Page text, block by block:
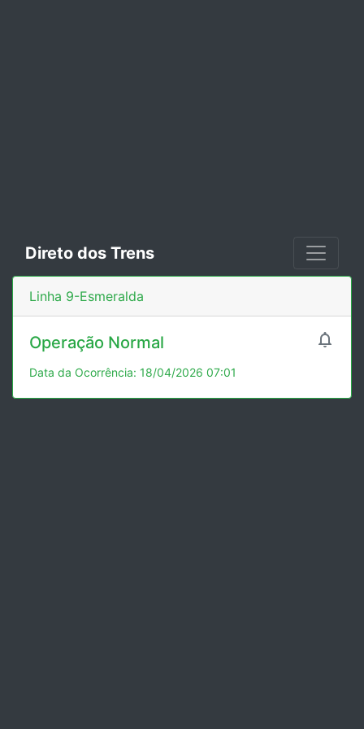
Direto dos Trens
Linha 9-Esmeralda

Operação Normal
Data da Ocorrência: 18/04/2026 07:01